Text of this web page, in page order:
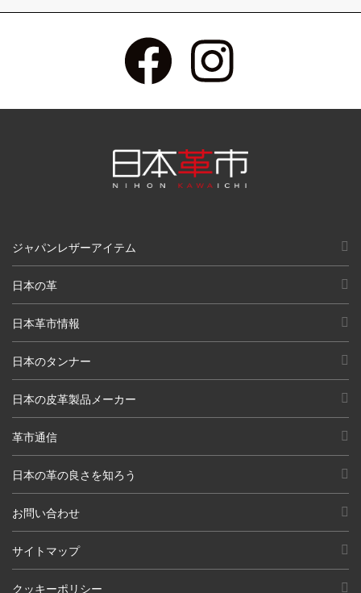
ジャパンレザーアイテム
日本の革
日本革市情報
日本のタンナー
日本の皮革製品メーカー
革市通信
日本の革の良さを知ろう
お問い合わせ
サイトマップ
クッキーポリシー